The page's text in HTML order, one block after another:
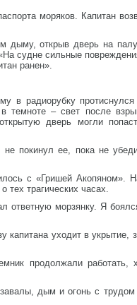
моряков. Капитан
дыму, открыв дверь на
судне сильные
ранен».
в радиорубку протиснулся
в темноте – свет после
дверь могли
покинул ее, пока не
с «Гришей Акопяном».
тех трагических часах.
ответную морзянку. Я
уходит в укрытие,
продолжали работать,
дым и огонь с